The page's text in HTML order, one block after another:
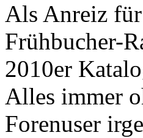
Als Anreiz
Frühbucher-
2010er
Alles immer
Forenuser